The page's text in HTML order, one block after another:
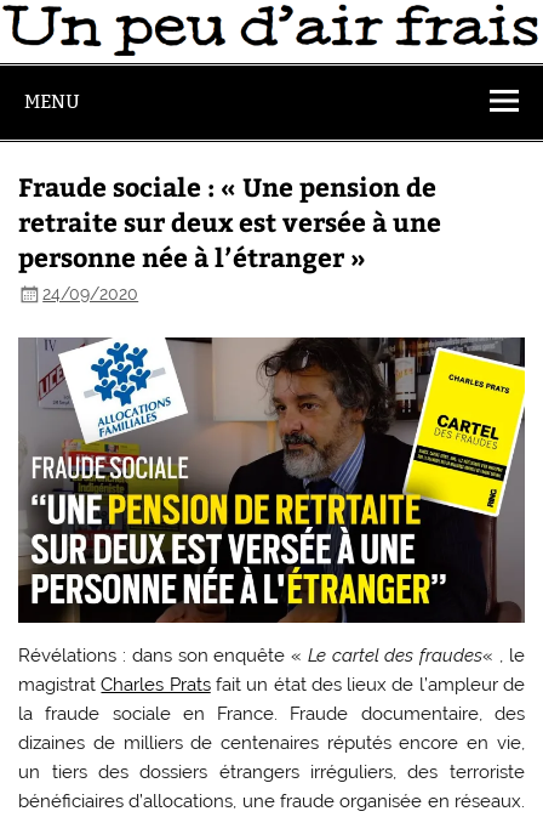
MENU
Fraude sociale : « Une pension de
retraite sur deux est versée à une
personne née à l’étranger »
24/09/2020
Révélations : dans son enquête « Le cartel des fraudes« , le
magistratCharles Pratsfait un état des lieux de l’ampleur de
la fraude sociale en France. Fraude documentaire, des
dizaines de milliers de centenaires réputés encore en vie,
un tiers des dossiers étrangers irréguliers, des terroriste
bénéficiaires d’allocations, une fraude organisée en réseaux.